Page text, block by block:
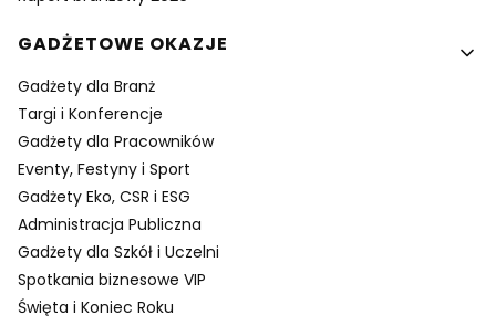
GADŻETOWE OKAZJE
Gadżety dla Branż
Targi i Konferencje
Gadżety dla Pracowników
Eventy, Festyny i Sport
Gadżety Eko, CSR i ESG
Administracja Publiczna
Gadżety dla Szkół i Uczelni
Spotkania biznesowe VIP
Święta i Koniec Roku